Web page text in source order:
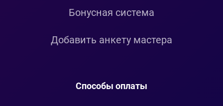
Бонусная система
Добавить анкету мастера
Способы оплаты